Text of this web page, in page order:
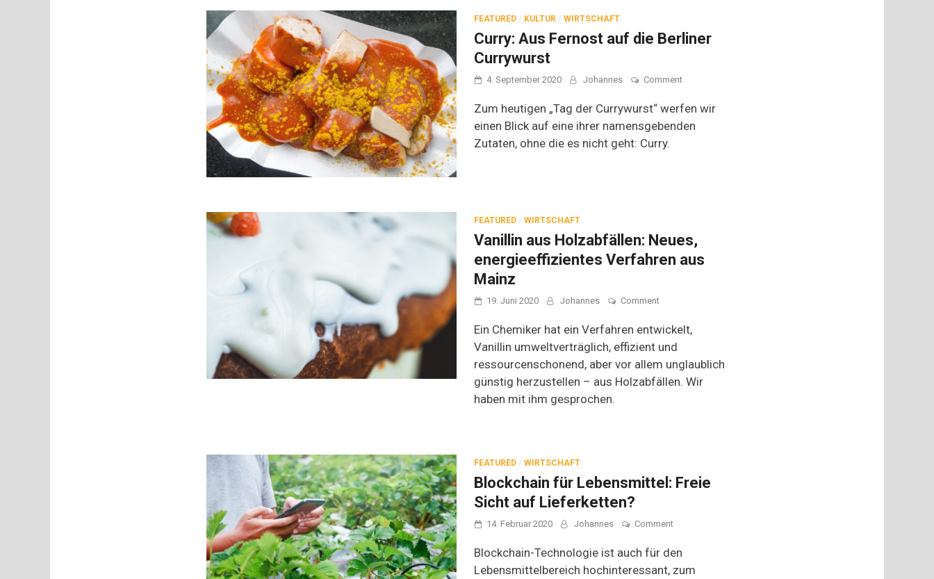
FEATURED / KULTUR / WIRTSCHAFT
Curry: Aus Fernost auf die Berliner
Currywurst
4. September 2020 Johannes Commenton
Aus
auf
Zum heutigen „Tag der Currywurst“ werfen wir
einen Blick auf eine ihrer namensgebenden
Zutaten, ohne die es nicht geht: Curry.
FEATURED / WIRTSCHAFT
Vanillin aus Holzabfällen: Neues,
energieeffizientes Verfahren aus
Mainz
19. Juni 2020 Johannes Commenton
aus
Holzabfällen:
Neues,
energieeffizientes
Verfahren
aus
Ein Chemiker hat ein Verfahren entwickelt,
Vanillin umweltverträglich, effizient und
ressourcenschonend, aber vor allem unglaublich
günstig herzustellen – aus Holzabfällen. Wir
haben mit ihm gesprochen.
FEATURED / WIRTSCHAFT
Blockchain für Lebensmittel: Freie
Sicht auf Lieferketten?
14. Februar 2020 Johannes Commenton
für
Freie
Blockchain-Technologie ist auch für den
Lebensmittelbereich hochinteressant, zum